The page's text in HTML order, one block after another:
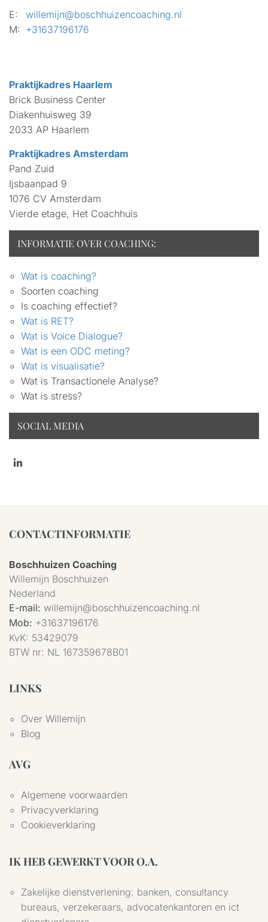
E:
willemijn@boschhuizencoaching.nl
M: +31637196176
Praktijkadres Haarlem
Brick Business Center
Diakenhuisweg 39
2033 AP Haarlem
Praktijkadres Amsterdam
Pand Zuid
Ijsbaanpad 9
1076 CV Amsterdam
Vierde etage, Het Coachhuis
INFORMATIE OVER COACHING:
Wat is coaching?
Soorten coaching
Is coaching effectief?
Wat is RET?
Wat is Voice Dialogue?
Wat is een ODC meting?
Wat is visualisatie?
Wat is Transactionele Analyse?
Wat is stress?
SOCIAL MEDIA
CONTACTINFORMATIE
Boschhuizen Coaching
Willemijn Boschhuizen
Nederland
E-mail: willemijn@boschhuizencoaching.nl
Mob: +31637196176
KvK: 53429079
BTW nr: NL 167359678B01
LINKS
Over Willemijn
Blog
AVG
Algemene voorwaarden
Privacyverklaring
Cookieverklaring
IK HEB GEWERKT VOOR O.A.
Zakelijke dienstverlening: banken, consultancy
bureaus, verzekeraars, advocatenkantoren en ict